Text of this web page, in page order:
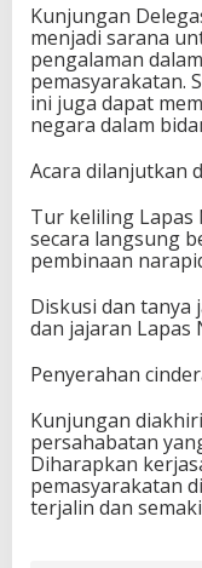
Kunjungan
menjadi sarana
pengalaman
pemasyarakatan.
ini juga dapat
negara dalam
Acara dilanjutkan
Tur keliling
secara langsung
pembinaan
Diskusi dan tanya
dan jajaran Lapas
Penyerahan
Kunjungan
persahabatan
Diharapkan
pemasyarakatan
terjalin dan